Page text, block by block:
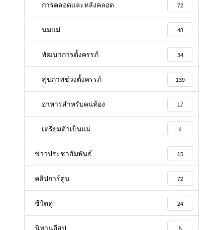
การคลอดและหลังคลอด 72
นมแม่ 48
พัฒนาการตั้งครรภ์ 34
สุขภาพช่วงตั้งครรภ์ 139
อาหารสําหรับคนท้อง 17
เตรียมตัวเป็นแม่ 4
ข่าวประชาสัมพันธ์ 15
คลิปการ์ตูน 72
ชีวิตคู่ 24
นิทานอีสป 5